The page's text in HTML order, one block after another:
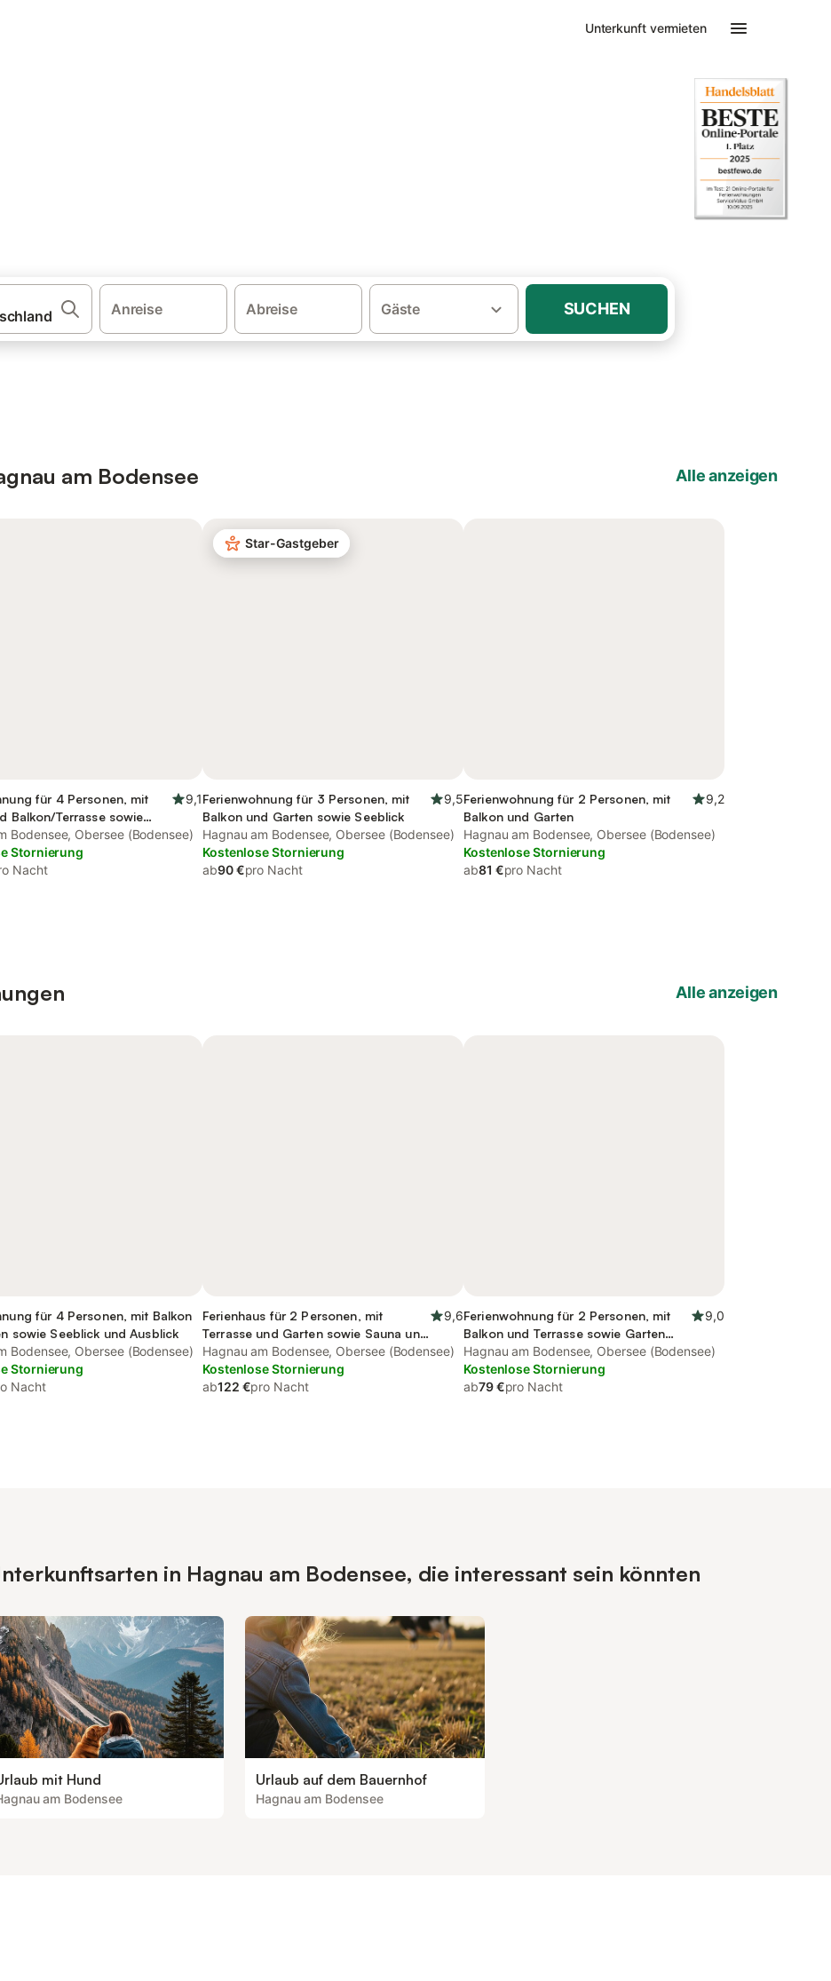
Unterkunft vermieten
Anreise Abreise Gäste SUCHEN
am Bodensee Alle anzeigen
für 4 Personen, mit
Balkon/Terrasse sowie
Seeblick
9,1
Bodensee, Obersee (Bodensee)
Stornierung
Nacht
Star-Gastgeber
Ferienwohnung für 3 Personen, mit
Balkon und Garten sowie Seeblick
9,5
Hagnau am Bodensee, Obersee (Bodensee)
Kostenlose Stornierung
ab90 €pro Nacht
Ferienwohnung für 2 Personen, mit
Balkon und Garten
9,2
Hagnau am Bodensee, Obersee (Bodensee)
Kostenlose Stornierung
ab81 €pro Nacht
Alle anzeigen
für 4 Personen, mit Balkon
sowie Seeblick und Ausblick
Bodensee, Obersee (Bodensee)
Stornierung
Nacht
Ferienhaus für 2 Personen, mit
Terrasse und Garten sowie Sauna und
Ausblick
9,6
Hagnau am Bodensee, Obersee (Bodensee)
Kostenlose Stornierung
ab122 €pro Nacht
Ferienwohnung für 2 Personen, mit
Balkon und Terrasse sowie Garten
und Seeblick
9,0
Hagnau am Bodensee, Obersee (Bodensee)
Kostenlose Stornierung
ab79 €pro Nacht
in Hagnau am Bodensee, die interessant sein könnten
mit Hund
am Bodensee
Urlaub auf dem Bauernhof
Hagnau am Bodensee